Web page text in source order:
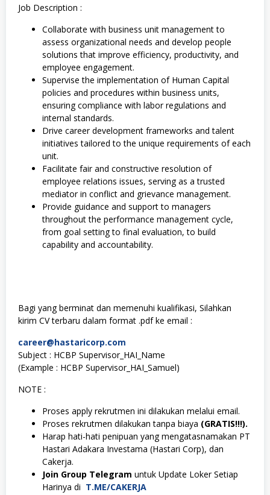
Job Description :
Collaborate with business unit management to
assess organizational needs and develop people
solutions that improve efficiency, productivity, and
employee engagement.
Supervise the implementation of Human Capital
policies and procedures within business units,
ensuring compliance with labor regulations and
internal standards.
Drive career development frameworks and talent
initiatives tailored to the unique requirements of each
unit.
Facilitate fair and constructive resolution of
employee relations issues, serving as a trusted
mediator in conflict and grievance management.
Provide guidance and support to managers
throughout the performance management cycle,
from goal setting to final evaluation, to build
capability and accountability.
Bagi yang berminat dan memenuhi kualifikasi, Silahkan
kirim CV terbaru dalam format .pdf ke email :
career@hastaricorp.com
Subject : HCBP Supervisor_HAI_Name
(Example : HCBP Supervisor_HAI_Samuel)
NOTE :
Proses apply rekrutmen ini dilakukan melalui email.
Proses rekrutmen dilakukan tanpa biaya (GRATIS!!!).
Harap hati-hati penipuan yang mengatasnamakan PT
Hastari Adakara Investama (Hastari Corp), dan
Cakerja.
Join Group Telegram untuk Update Loker Setiap
Harinya di T.ME/CAKERJA